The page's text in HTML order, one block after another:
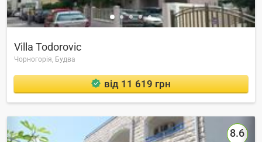
Villa Todorovic
Чорногорія, Будва
від 11 619 грн
8.6